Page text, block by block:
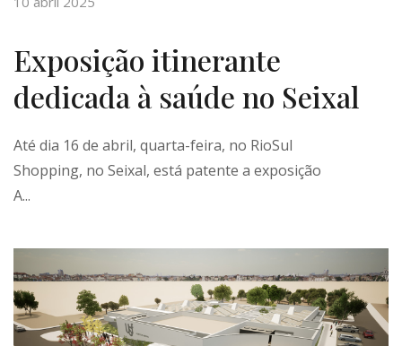
Exposição itinerante
dedicada à saúde no Seixal
Até dia 16 de abril, quarta-feira, no RioSul
Shopping, no Seixal, está patente a exposição
A...